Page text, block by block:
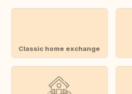
Classic home exchange